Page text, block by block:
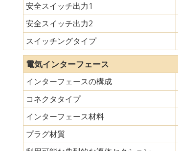
安全スイッチ出力1
安全スイッチ出力2
スイッチングタイプ
電気インターフェース
インターフェースの構成
コネクタタイプ
インターフェース材料
プラグ材質